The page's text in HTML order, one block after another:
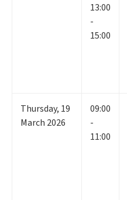
13:00
-
15:00
Thursday, 19
March 2026
09:00
-
11:00